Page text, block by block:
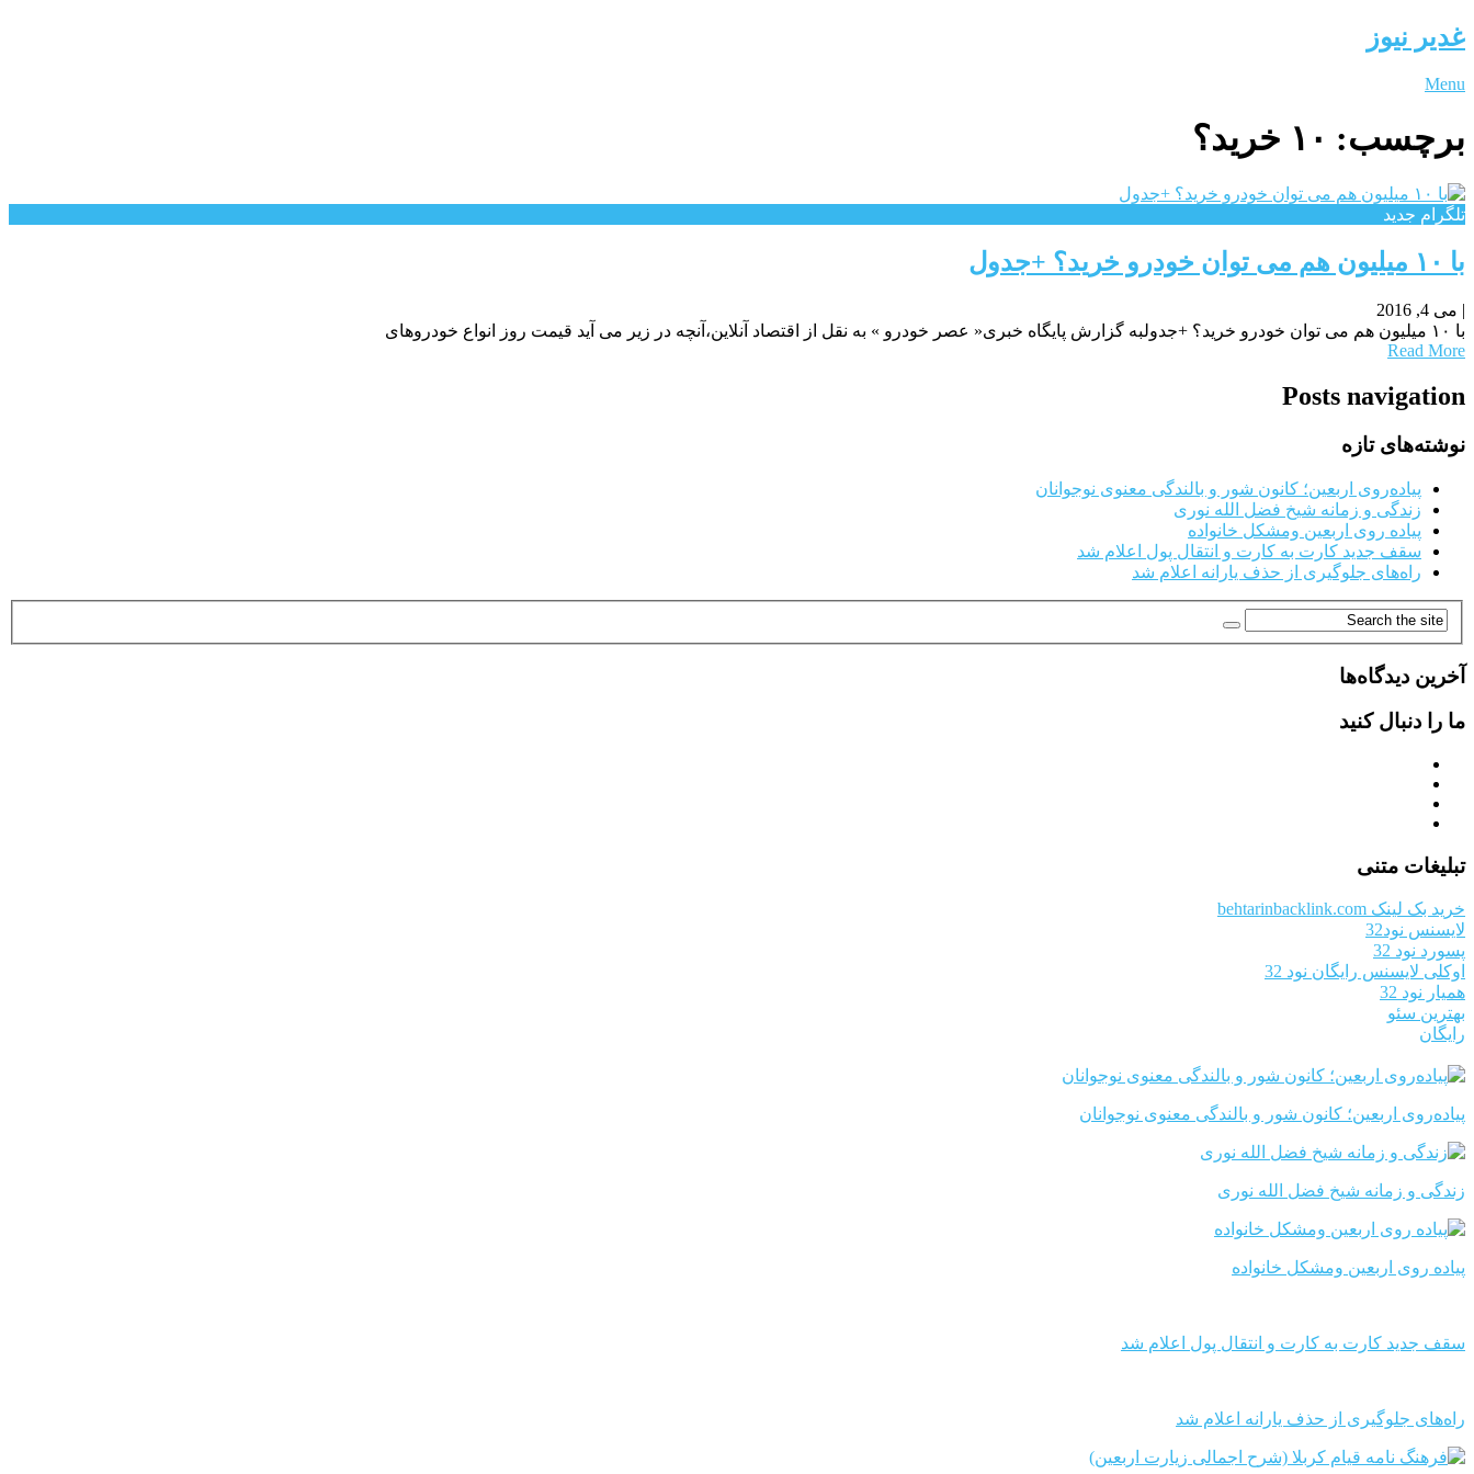
غدیر نیوز
Menu
برچسب: ۱۰ خرید؟
تلگرام جدید
با ۱۰ میلیون هم می توان خودرو خرید؟ +جدول
| می 4, 2016
با ۱۰ میلیون هم می توان خودرو خرید؟ +جدولبه گزارش پایگاه خبری« عصر خودرو » به نقل از اقتصاد آنلاین،آنچه در زیر می آید قیمت روز انواع خودروهای
Read More
Posts navigation
نوشته‌های تازه
پیاده‌روی اربعین؛ کانون شور و بالندگی معنوی نوجوانان
زندگی و زمانه شیخ فضل الله نوری
پیاده روی اربعین ومشکل خانواده
سقف جدید کارت به کارت و انتقال پول اعلام شد
راه‌های جلوگیری از حذف یارانه اعلام شد
آخرین دیدگاه‌ها
ما را دنبال کنید
تبلیغات متنی
خرید بک لینک behtarinbacklink.com
لایسنس نود32
پسورد نود 32
اوکلی لایسنس رایگان نود 32
همیار نود 32
بهترین سئو
رایگان
پیاده‌روی اربعین؛ کانون شور و بالندگی معنوی نوجوانان
زندگی و زمانه شیخ فضل الله نوری
پیاده روی اربعین ومشکل خانواده
سقف جدید کارت به کارت و انتقال پول اعلام شد
راه‌های جلوگیری از حذف یارانه اعلام شد